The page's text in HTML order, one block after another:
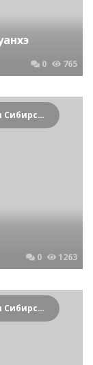
0 765
Криминальные новости Новосибирска и Сибирского региона
0 1263
Криминальные новости Новосибирска и Сибирского региона